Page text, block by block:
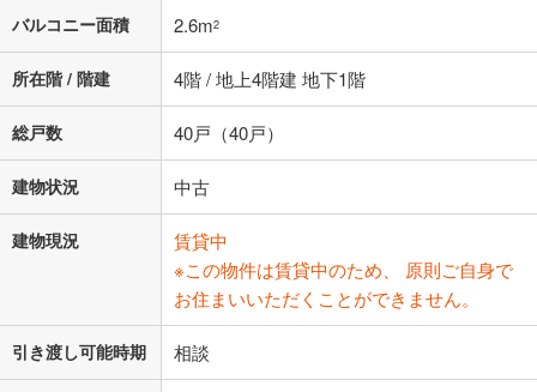
バルコニー面積 2.6m2
所在階 / 階建 4階 / 地上4階建 地下1階
総戸数 40戸（40戸）
建物状況 中古
建物現況
賃貸中
※この物件は賃貸中のため、 原則ご自身で
お住まいいただくことができません。
引き渡し可能時期 相談